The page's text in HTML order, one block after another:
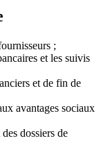
;
et les suivis
et de fin de
avantages sociaux
dossiers de